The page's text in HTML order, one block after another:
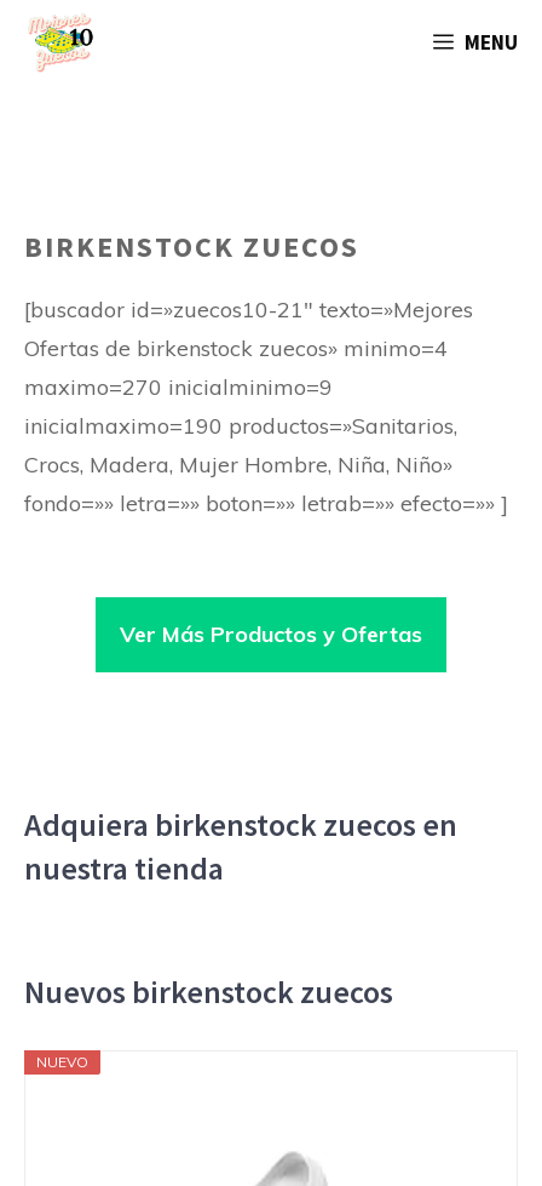
Saltar
MENU
BIRKENSTOCK ZUECOS
[buscador id=»zuecos10-21″ texto=»Mejores
Ofertas de birkenstock zuecos» minimo=4
maximo=270 inicialminimo=9
inicialmaximo=190 productos=»Sanitarios,
Crocs, Madera, Mujer Hombre, Niña, Niño»
fondo=»» letra=»» boton=»» letrab=»» efecto=»» ]
Ver Más Productos y Ofertas
Adquiera birkenstock zuecos en
nuestra tienda
Nuevos birkenstock zuecos
NUEVO